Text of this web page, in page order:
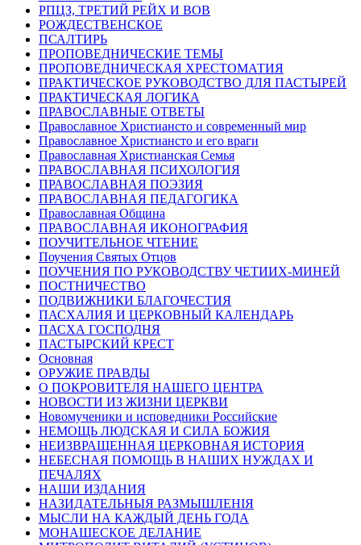
РПЦЗ, ТРЕТИЙ РЕЙХ И ВОВ
РОЖДЕСТВЕНСКОЕ
ПСАЛТИРЬ
ПРОПОВЕДНИЧЕСКИЕ ТЕМЫ
ПРОПОВЕДНИЧЕСКАЯ ХРЕСТОМАТИЯ
ПРАКТИЧЕСКОЕ РУКОВОДСТВО ДЛЯ ПАСТЫРЕЙ
ПРАКТИЧЕСКАЯ ЛОГИКА
ПРАВОСЛАВНЫЕ ОТВЕТЫ
Православное Христиансто и современный мир
Православное Христиансто и его враги
Православная Христианская Семья
ПРАВОСЛАВНАЯ ПСИХОЛОГИЯ
ПРАВОСЛАВНАЯ ПОЭЗИЯ
ПРАВОСЛАВНАЯ ПЕДАГОГИКА
Православная Община
ПРАВОСЛАВНАЯ ИКОНОГРАФИЯ
ПОУЧИТЕЛЬНОЕ ЧТЕНИЕ
Поучения Святых Отцов
ПОУЧЕНИЯ ПО РУКОВОДСТВУ ЧЕТИИХ-МИНЕЙ
ПОСТНИЧЕСТВО
ПОДВИЖНИКИ БЛАГОЧЕСТИЯ
ПАСХАЛИЯ И ЦЕРКОВНЫЙ КАЛЕНДАРЬ
ПАСХА ГОСПОДНЯ
ПАСТЫРСКИЙ КРЕСТ
Основная
ОРУЖИЕ ПРАВДЫ
О ПОКРОВИТЕЛЯ НАШЕГО ЦЕНТРА
НОВОСТИ ИЗ ЖИЗНИ ЦЕРКВИ
Новомученики и исповедники Российские
НЕМОЩЬ ЛЮДСКАЯ И СИЛА БОЖИЯ
НЕИЗВРАЩЕННАЯ ЦЕРКОВНАЯ ИСТОРИЯ
НЕБЕСНАЯ ПОМОЩЬ В НАШИХ НУЖДАХ И
ПЕЧАЛЯХ
НАШИ ИЗДАНИЯ
НАЗИДАТЕЛЬНЫЯ РАЗМЫШЛЕНІЯ
МЫСЛИ НА КАЖДЫЙ ДЕНЬ ГОДА
МОНАШЕСКОЕ ДЕЛАНИЕ